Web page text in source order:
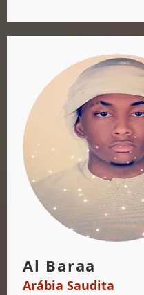
Al Baraa
Arábia Saudita